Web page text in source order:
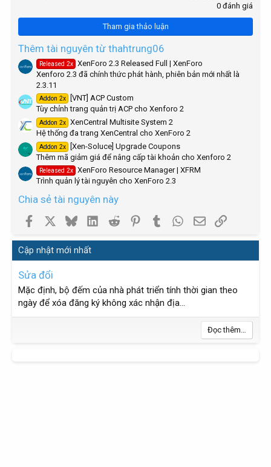
0
t
0 đánh giá
Tham gia thảo luận
Thêm tài nguyên từ thahtrung06
Released 2x XenForo 2.3 Released Full | XenForo
Xenforo 2.3 đã chính thức phát hành, phiên bản mới nhất là
2.3.11
Addon 2x
[VNT] ACP Custom
Tùy chỉnh trang quản trị ACP cho Xenforo 2
Addon 2x XenCentral Multisite System 2
Hệ thống đa trang XenCentral cho XenForo 2
Addon 2x
[Xen-Soluce] Upgrade Coupons
Thêm mã giảm giá để nâng cấp tài khoản cho Xenforo 2
Released 2x XenForo Resource Manager | XFRM
Trình quản lý tài nguyên cho XenForo 2.3
Chia sẻ tài nguyên này
Facebook BlueskyLinkedInReddit PinterestTumblr WhatsApp
EmailLink
Cập nhật mới nhất
Sửa đổi
Mặc định, bộ đếm của nhà phát triển tính thời gian theo
ngày để xóa đăng ký không xác nhận địa...
Đọc thêm…